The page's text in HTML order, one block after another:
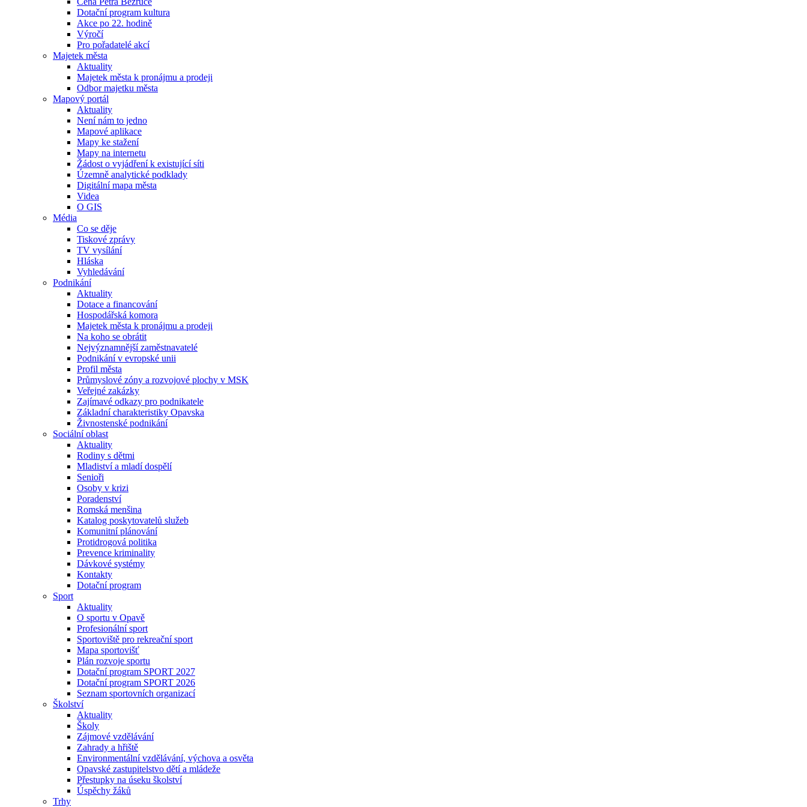
Dotační program kultura
Akce po 22. hodině
Výročí
Pro pořadatelé akcí
Majetek města
Aktuality
Majetek města k pronájmu a prodeji
Odbor majetku města
Mapový portál
Aktuality
Není nám to jedno
Mapové aplikace
Mapy ke stažení
Mapy na internetu
Žádost o vyjádření k existující síti
Územně analytické podklady
Digitální mapa města
Videa
O GIS
Média
Co se děje
Tiskové zprávy
TV vysílání
Hláska
Vyhledávání
Podnikání
Aktuality
Dotace a financování
Hospodářská komora
Majetek města k pronájmu a prodeji
Na koho se obrátit
Nejvýznamnější zaměstnavatelé
Podnikání v evropské unii
Profil města
Průmyslové zóny a rozvojové plochy v MSK
Veřejné zakázky
Zajímavé odkazy pro podnikatele
Základní charakteristiky Opavska
Živnostenské podnikání
Sociální oblast
Aktuality
Rodiny s dětmi
Mladiství a mladí dospělí
Senioři
Osoby v krizi
Poradenství
Romská menšina
Katalog poskytovatelů služeb
Komunitní plánování
Protidrogová politika
Prevence kriminality
Dávkové systémy
Kontakty
Dotační program
Sport
Aktuality
O sportu v Opavě
Profesionální sport
Sportoviště pro rekreační sport
Mapa sportovišť
Plán rozvoje sportu
Dotační program SPORT 2027
Dotační program SPORT 2026
Seznam sportovních organizací
Školství
Aktuality
Školy
Zájmové vzdělávání
Zahrady a hřiště
Environmentální vzdělávání, výchova a osvěta
Opavské zastupitelstvo dětí a mládeže
Přestupky na úseku školství
Úspěchy žáků
Trhy